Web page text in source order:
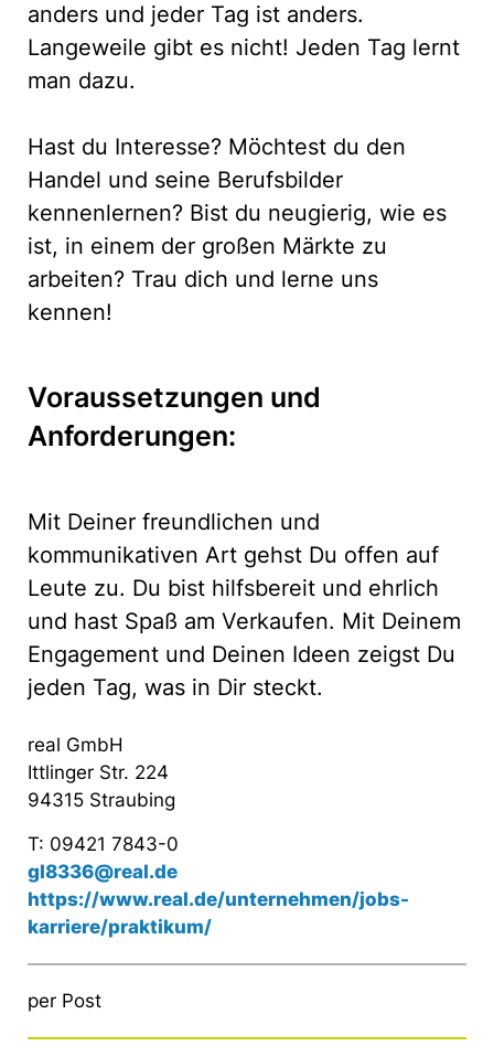
anders und jeder Tag ist anders.
Langeweile gibt es nicht! Jeden Tag lernt
man dazu.
Hast du Interesse? Möchtest du den
Handel und seine Berufsbilder
kennenlernen? Bist du neugierig, wie es
ist, in einem der großen Märkte zu
arbeiten? Trau dich und lerne uns
kennen!
Voraussetzungen und
Anforderungen:
Mit Deiner freundlichen und
kommunikativen Art gehst Du offen auf
Leute zu. Du bist hilfsbereit und ehrlich
und hast Spaß am Verkaufen. Mit Deinem
Engagement und Deinen Ideen zeigst Du
jeden Tag, was in Dir steckt.
real GmbH
Ittlinger Str. 224
94315 Straubing
T: 09421 7843-0
gl8336@real.de
https://www.real.de/unternehmen/jobs-
karriere/praktikum/
per Post